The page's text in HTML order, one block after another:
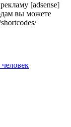
[adsense]
вы можете